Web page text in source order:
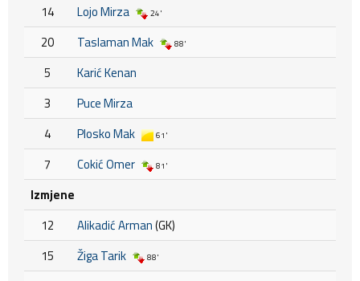
14 Lojo Mirza 24'
20 Taslaman Mak 88'
5
Karić Kenan
3
Puce Mirza
4
Plosko Mak 61'
7 Cokić Omer 81'
Izmjene
12
Alikadić Arman(GK)
15
Žiga Tarik 88'